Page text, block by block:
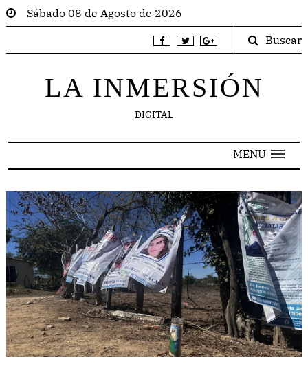
Sábado 08 de Agosto de 2026
Buscar
LA INMERSIÓN
DIGITAL
MENU